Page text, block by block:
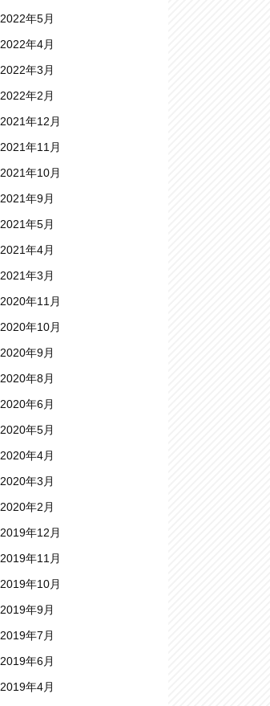
2022年5月
2022年4月
2022年3月
2022年2月
2021年12月
2021年11月
2021年10月
2021年9月
2021年5月
2021年4月
2021年3月
2020年11月
2020年10月
2020年9月
2020年8月
2020年6月
2020年5月
2020年4月
2020年3月
2020年2月
2019年12月
2019年11月
2019年10月
2019年9月
2019年7月
2019年6月
2019年4月